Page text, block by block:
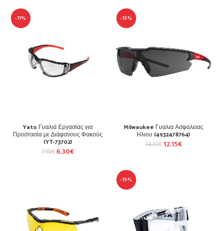
-11%
Yato Γυαλιά Εργασίας για
Προστασία με Διάφανους Φακούς
(YT-73702)
7.10€ 6.30€
-15%
Milwaukee Γυαλια Ασφαλειας
Ηλιου (4932478764)
14.30€ 12.15€
-15%